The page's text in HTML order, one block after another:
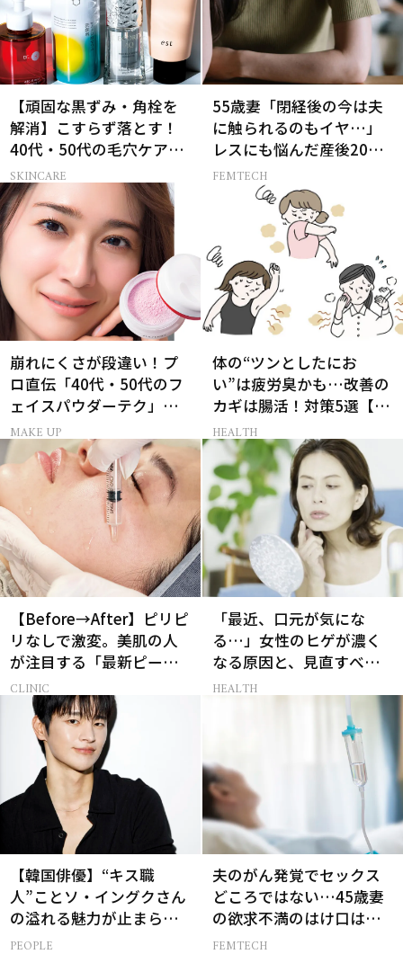
【頑固な黒ずみ・角栓を
解消】こすらず落とす！
40代・50代の毛穴ケア4
選
SKINCARE
55歳妻「閉経後の今は夫
に触られるのもイヤ…」
レスにも悩んだ産後20年
の葛藤
FEMTECH
崩れにくさが段違い！プ
ロ直伝「40代・50代のフ
ェイスパウダーテク」お
粉の選び方・塗り方Q&A
MAKE UP
体の“ツンとしたにお
い”は疲労臭かも…改善の
カギは腸活！対策5選【医
師監修】
HEALTH
【Before→After】ピリピ
リなしで激変。美肌の人
が注目する「最新ピーリ
ング」で43歳が驚きの透
明感
CLINIC
「最近、口元が気にな
る…」女性のヒゲが濃く
なる原因と、見直すべき
生活習慣［医師監修］
HEALTH
【韓国俳優】“キス職
人”ことソ・イングクさん
の溢れる魅力が止まらな
い【特別画像集】
PEOPLE
夫のがん発覚でセックス
どころではない…45歳妻
の欲求不満のはけ口は
【セックスレス AND THE
FEMTECH